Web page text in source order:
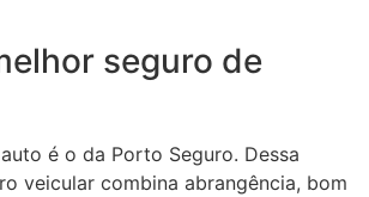
seguro de
é o da Porto Seguro. Dessa
veicular combina abrangência, bom